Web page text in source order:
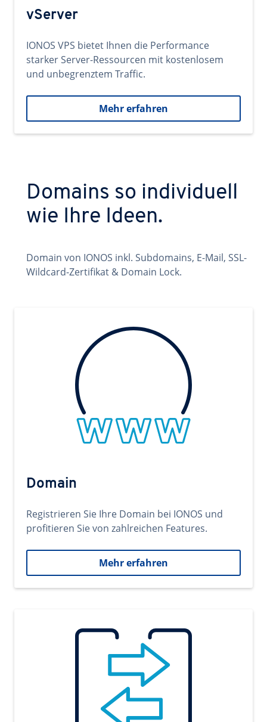
vServer
IONOS VPS bietet Ihnen die Performance
starker Server-Ressourcen mit kostenlosem
und unbegrenztem Traffic.
Mehr erfahren
Domains so individuell
wie Ihre Ideen.
Domain von IONOS inkl. Subdomains, E-Mail, SSL-
Wildcard-Zertifikat & Domain Lock.
Domain
Registrieren Sie Ihre Domain bei IONOS und
profitieren Sie von zahlreichen Features.
Mehr erfahren